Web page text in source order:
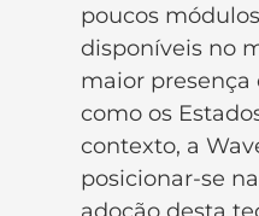
poucos
disponíveis no
maior presença
como os
contexto, a
posicionar-se